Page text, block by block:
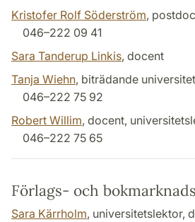
Kristofer Rolf Söderström, postdoc
046–222 09 41
Sara Tanderup Linkis, docent
Tanja Wiehn, biträdande
046–222 75 92
Robert Willim, docent,
046–222 75 65
Förlags- och
Sara Kärrholm, universitetslektor,